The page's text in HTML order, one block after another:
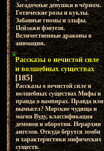
Загадочные девушки в чёрном.
Готические розы и куклы.
Забавные гномы и эльфы.
Пейзажи фэнтези.
Величественные драконы в
анимации.
Рассказы о нечистой силе
и волшебных существах
[185]
Рассказы о нечистой силе и
волшебных существах Мифы и
правда о вампирах. Правда или
вымысел? Морские чудища и
магия Вуду, классификация
демонов и оборотни. Иерархии
ангелов. Откуда берутся зомби
и характеристики мифических
существ.